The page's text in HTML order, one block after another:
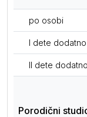
po osobi
I dete dodatno
II dete
Porodični